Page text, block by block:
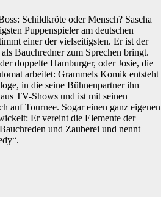
Schildkröte oder Mensch? Sascha
Puppenspieler am deutschen
einer der vielseitigsten. Er ist der
Bauchredner zum Sprechen bringt.
doppelte Hamburger, oder Josie, die
arbeitet: Grammels Komik entsteht
in die seine Bühnenpartner ihn
TV-Shows und ist mit seinen
auf Tournee. Sogar einen ganz eigenen
Er vereint die Elemente der
und Zauberei und nennt